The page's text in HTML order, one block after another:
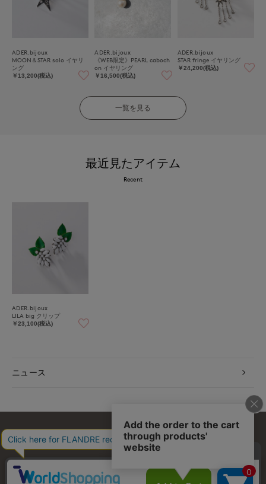
ADER.bijoux
MOON＆STAR solo イヤリ
ング
￥13,200(税込)
ADER.bijoux
《WEB限定》PEARL caboch
on イヤリング
￥16,500(税込)
ADER.bijoux
STAR fringe イヤリング
￥24,200(税込)
一覧を見る
最近見たアイテム
Recent
ADER.bijoux
LILA big クリップ
￥23,100(税込)
ニュース
お問い合わせ 利用規約 会社概要 プライバシーポリシー